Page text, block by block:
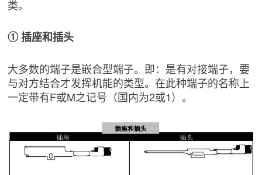
类。
① 插座和插头
大多数的端子是嵌合型端子。即：是有对接端子，要
与对方结合才发挥机能的类型。在此种端子的名称上
一定带有F或M之记号（国内为2或1）。